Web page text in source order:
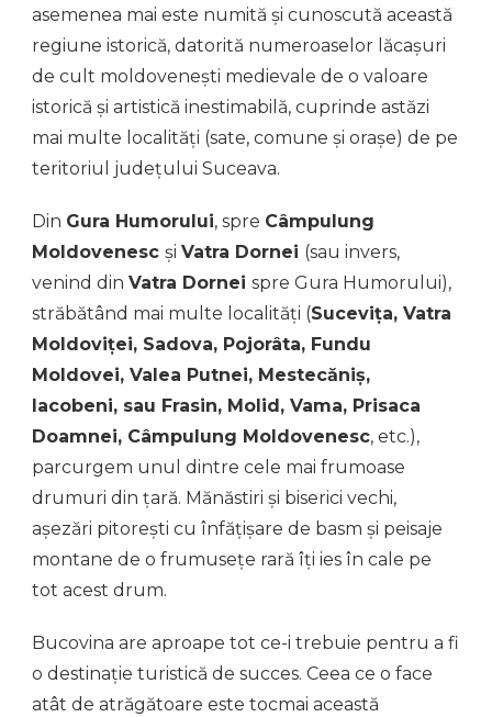
asemenea mai este numită și cunoscută această
regiune istorică, datorită numeroaselor lăcașuri
de cult moldovenești medievale de o valoare
istorică și artistică inestimabilă, cuprinde astăzi
mai multe localități (sate, comune și orașe) de pe
teritoriul județului Suceava.
Din Gura Humorului, spre Câmpulung
Moldovenesc și Vatra Dornei (sau invers,
venind din Vatra Dornei spre Gura Humorului),
străbătând mai multe localități (Sucevița, Vatra
Moldoviței, Sadova, Pojorâta, Fundu
Moldovei, Valea Putnei, Mestecăniș,
Iacobeni, sau Frasin, Molid, Vama, Prisaca
Doamnei, Câmpulung Moldovenesc, etc.),
parcurgem unul dintre cele mai frumoase
drumuri din țară. Mănăstiri și biserici vechi,
așezări pitorești cu înfățișare de basm și peisaje
montane de o frumusețe rară îți ies în cale pe
tot acest drum.
Bucovina are aproape tot ce-i trebuie pentru a fi
o destinație turistică de succes. Ceea ce o face
atât de atrăgătoare este tocmai această